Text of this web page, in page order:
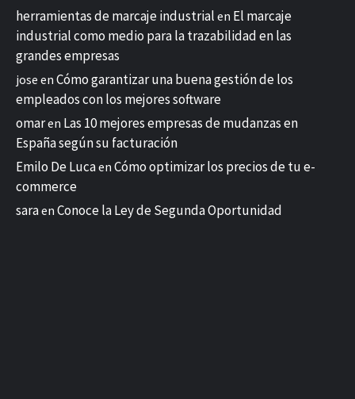
herramientas de marcaje industrial en El marcaje
industrial como medio para la trazabilidad en las
grandes empresas
jose en Cómo garantizar una buena gestión de los
empleados con los mejores software
omaren Las 10 mejores empresas de mudanzas en
España según su facturación
Emilo De Lucaen Cómo optimizar los precios de tu e-
commerce
saraen Conoce la Ley de Segunda Oportunidad